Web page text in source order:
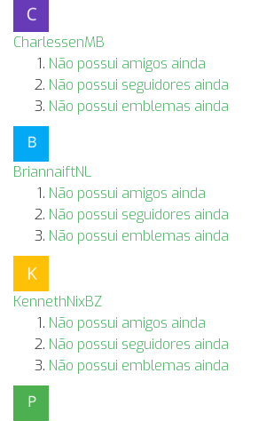
CharlessenMB
Não possui amigos ainda
Não possui seguidores ainda
Não possui emblemas ainda
BriannaiftNL
Não possui amigos ainda
Não possui seguidores ainda
Não possui emblemas ainda
KennethNixBZ
Não possui amigos ainda
Não possui seguidores ainda
Não possui emblemas ainda